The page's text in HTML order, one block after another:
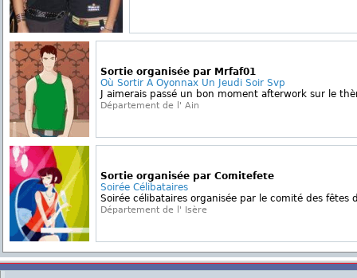
Sortie organisée par Mrfaf01
Où Sortir A Oyonnax Un Jeudi Soir Svp
J aimerais passé un bon moment afterwork sur le
Département de l' Ain
Sortie organisée par Comitefete
Soirée Célibataires
Soirée célibataires organisée par le comité des fêtes
Département de l' Isère